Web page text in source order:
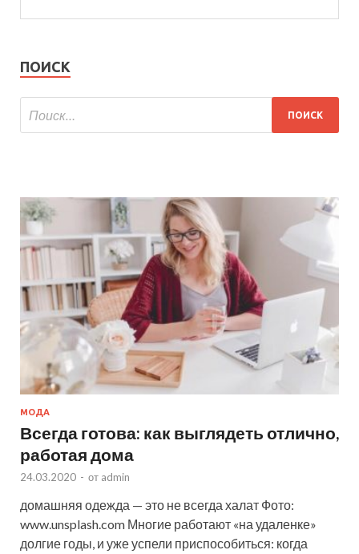
ПОИСК
МОДА
Всегда готова: как выглядеть отлично,
работая дома
24.03.2020 - от admin
домашняя одежда — это не всегда халат Фото:
www.unsplash.com Многие работают «на удаленке»
долгие годы, и уже успели приспособиться: когда